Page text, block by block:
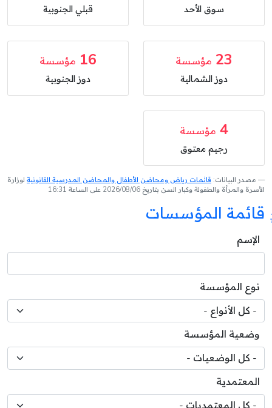
سوق الأحد قبلي الجنوبية
23 مؤسسة
دوز الشمالية
16 مؤسسة
دوز الجنوبية
4 مؤسسة
رجيم معتوق
مصدر البيانات: قائمات رياض ومحاضن الأطفال والمحاضن المدرسية القانونية لوزارة
الأسرة والمرأة والطفولة وكبار السن بتاريخ 2026/08/06 على الساعة 16:31
قائمة المؤسسات
الإسم
نوع المؤسسة
وضعية المؤسسة
المعتمدية